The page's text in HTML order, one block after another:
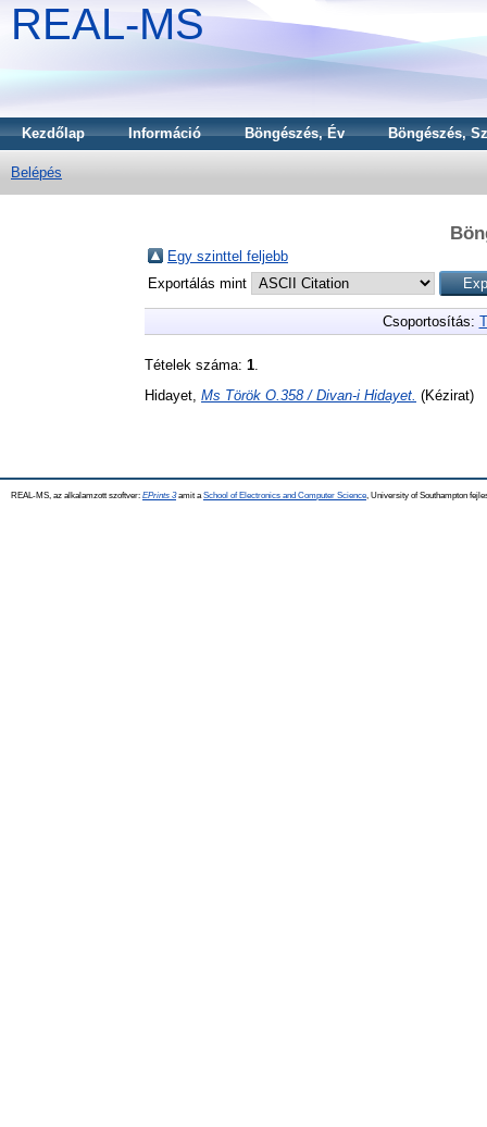
REAL-MS
Kezdőlap Információ Böngészés, Év Böngészés,
Belépés
Egy szinttel feljebb
Exportálás mint
Csoportosítás:
Tételek száma: 1
Hidayet, Ms Török O.358 / Divan-i Hidayet. (Kézirat)
REAL-MS, az alkalamzott szoftver: EPrints 3amit a School of Electronics and Computer Science , University of Southampton